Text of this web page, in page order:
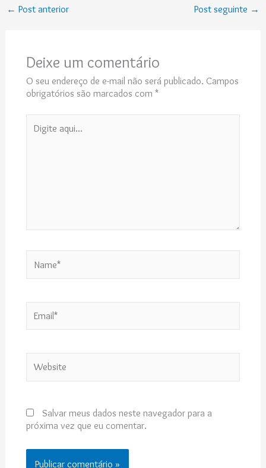
← Post anterior Post seguinte →
Deixe um comentário
O seu endereço de e-mail não será publicado. Campos
obrigatórios são marcados com *
aqui...
Salvar meus dados neste navegador para a
próxima vez que eu comentar.